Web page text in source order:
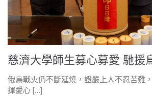
慈濟大學師生募心募愛 馳援
俄烏戰火仍不斷延燒，證嚴上人不忍苦難
揮愛心 […]